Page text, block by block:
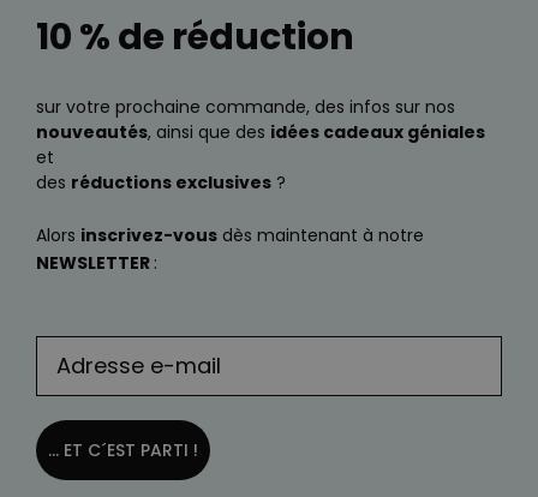
10 % de réduction
sur votre prochaine commande, des infos sur nos
nouveautés, ainsi que des idées cadeaux géniales
et
des réductions exclusives ?
Alors inscrivez-vous dès maintenant à notre
NEWSLETTER :
... ET C´EST PARTI !